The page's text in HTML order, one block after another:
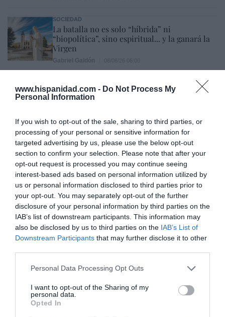
www.hispanidad.com - Do Not Process My
Personal Information
If you wish to opt-out of the sale, sharing to third parties, or
processing of your personal or sensitive information for
targeted advertising by us, please use the below opt-out
section to confirm your selection. Please note that after your
opt-out request is processed you may continue seeing
interest-based ads based on personal information utilized by
us or personal information disclosed to third parties prior to
your opt-out. You may separately opt-out of the further
disclosure of your personal information by third parties on the
IAB’s list of downstream participants. This information may
also be disclosed by us to third parties on the IAB’s List of
Downstream Participants that may further disclose it to other
Personal Data Processing Opt Outs
I want to opt-out of the Sharing of my
personal data.
Opted In
SOCIEDAD
La batalla no es solo “híbrida” ni
“biopolítica”, sino espiritual... y la ganará la
Virgen
Eslovaquia no admite el gaymonio...
bendecido en otros miembros de la Unión
Marcelo Gullo: “El trabajo de desmitificar la
historia, de poner la verdadera, de
desmontar la falsificación, es un trabajo
cristiano"
por Hispanidad
Artículos anteriores
DIARIO DE LA CORRUPCIÓN SANCHISTA
Diario de la corrupción sanchista. Hazte
Oír se manifiesta delante de La Mareta:
“Pedro Sánchez es un criminal”